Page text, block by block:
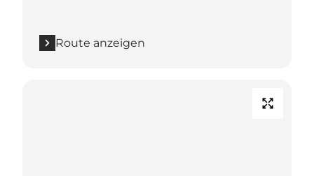
Route anzeigen